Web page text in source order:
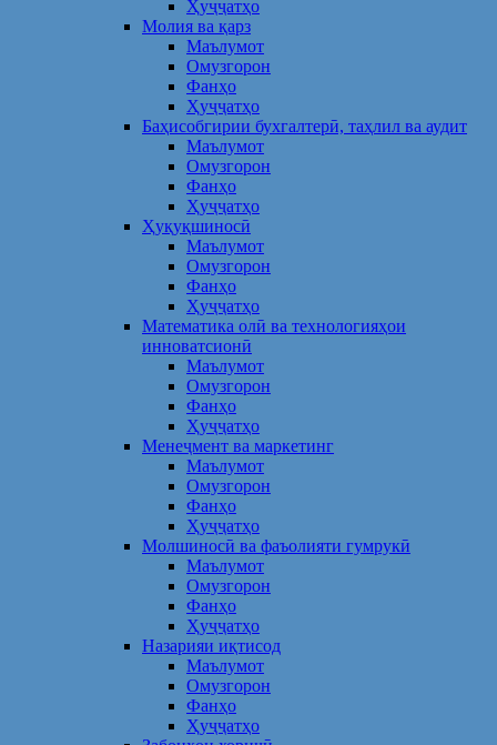
Ҳуҷҷатҳо
Молия ва қарз
Маълумот
Омузгорон
Фанҳо
Ҳуҷҷатҳо
Баҳисобгирии бухгалтерӣ, таҳлил ва аудит
Маълумот
Омузгорон
Фанҳо
Ҳуҷҷатҳо
Ҳуқуқшиносӣ
Маълумот
Омузгорон
Фанҳо
Ҳуҷҷатҳо
Математика олӣ ва технологияҳои
инноватсионӣ
Маълумот
Омузгорон
Фанҳо
Ҳуҷҷатҳо
Менеҷмент ва маркетинг
Маълумот
Омузгорон
Фанҳо
Ҳуҷҷатҳо
Молшиносӣ ва фаъолияти гумрукӣ
Маълумот
Омузгорон
Фанҳо
Ҳуҷҷатҳо
Назарияи иқтисод
Маълумот
Омузгорон
Фанҳо
Ҳуҷҷатҳо